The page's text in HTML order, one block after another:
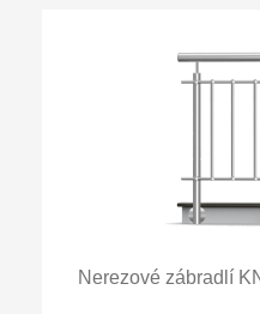
Nerezové zábradlí